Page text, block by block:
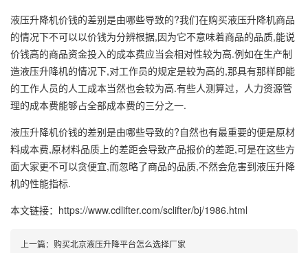
液压升降机价钱的差别是由哪些导致的?我们在购买液压升降机商品
的情况下不可以以价钱为分辨根据,因为它不意味着商品的品质,能说
价钱高的商品资金投入的成本费应当会相对性较为高.例如在生产制
造液压升降机的情况下,对工作员的规定是较为高的,那具有那样即能
的工作人员的人工成本当然也会较为高.有些人测算过，人力资源管
理的成本费能够占全部成本费的三分之一.
液压升降机价钱的差别是由哪些导致的?自然也有最重要的便是原材
料成本费,原材料品质上的差距会导致产品报价的差距,可是在这些方
面大家更不可以贪便宜,而忽略了商品的品质,不然会危害到液压升降
机的性能指标.
本文链接：https://www.cdlifter.com/sclifter/bj/1986.html
上一篇： 购买北京液压升降平台怎么选择厂家